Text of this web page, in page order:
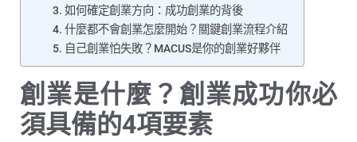
如何確定創業方向：成功創業的背後
什麼都不會創業怎麼開始？關鍵創業流程介紹
自己創業怕失敗？MACUS是你的創業好夥伴
創業是什麼？創業成功你必
須具備的4項要素